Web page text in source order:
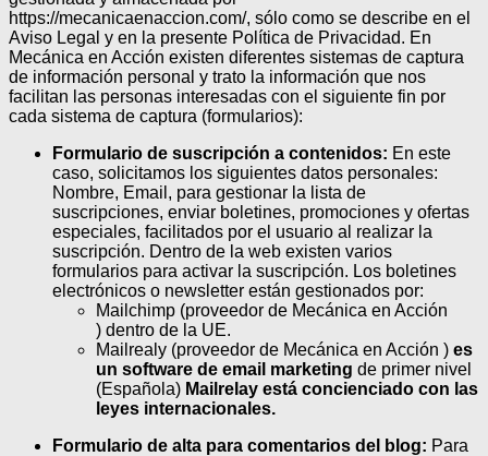
https://mecanicaenaccion.com/, sólo como se describe en el
Aviso Legal y en la presente Política de Privacidad. En
Mecánica en Acción existen diferentes sistemas de captura
de información personal y trato la información que nos
facilitan las personas interesadas con el siguiente fin por
cada sistema de captura (formularios):
Formulario de suscripción a contenidos: En este
caso, solicitamos los siguientes datos personales:
Nombre, Email, para gestionar la lista de
suscripciones, enviar boletines, promociones y ofertas
especiales, facilitados por el usuario al realizar la
suscripción. Dentro de la web existen varios
formularios para activar la suscripción. Los boletines
electrónicos o newsletter están gestionados por:
Mailchimp (proveedor de Mecánica en Acción
) dentro de la UE.
Mailrealy (proveedor de Mecánica en Acción ) es
un software de email marketing de primer nivel
(Española) Mailrelay está concienciado con las
leyes internacionales.
Formulario de alta para comentarios del blog: Para